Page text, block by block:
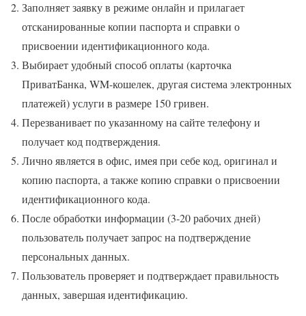
Заполняет заявку в режиме онлайн и прилагает
отсканированные копии паспорта и справки о
присвоении идентификационного кода.
Выбирает удобный способ оплаты (карточка
ПриватБанка, WM-кошелек, другая система электронных
платежей) услуги в размере 150 гривен.
Перезванивает по указанному на сайте телефону и
получает код подтверждения.
Лично является в офис, имея при себе код, оригинал и
копию паспорта, а также копию справки о присвоении
идентификационного кода.
После обработки информации (3-20 рабочих дней)
пользователь получает запрос на подтверждение
персональных данных.
Пользователь проверяет и подтверждает правильность
данных, завершая идентификацию.